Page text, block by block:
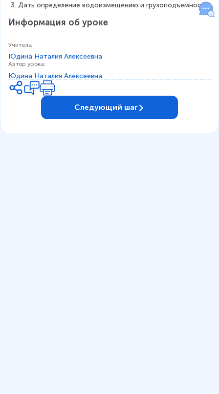
1
4
5
c
d
o
t
1
Н
Дать определение водоизмещению и грузоподъемности.
Информация об уроке
Учитель:
Юдина Наталия Алексеевна
Автор урока:
Юдина Наталия Алексеевна
Следующий шаг